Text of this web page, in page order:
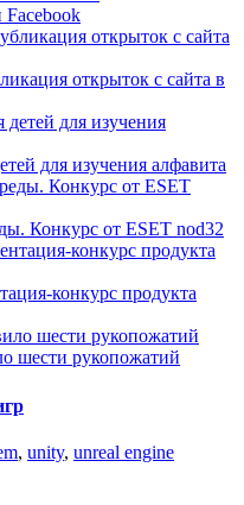
Facebook
открыток с сайта в
для изучения алфавита
Конкурс от ESET nod32
конкурс продукта
шести рукопожатий
, unity, unreal engine